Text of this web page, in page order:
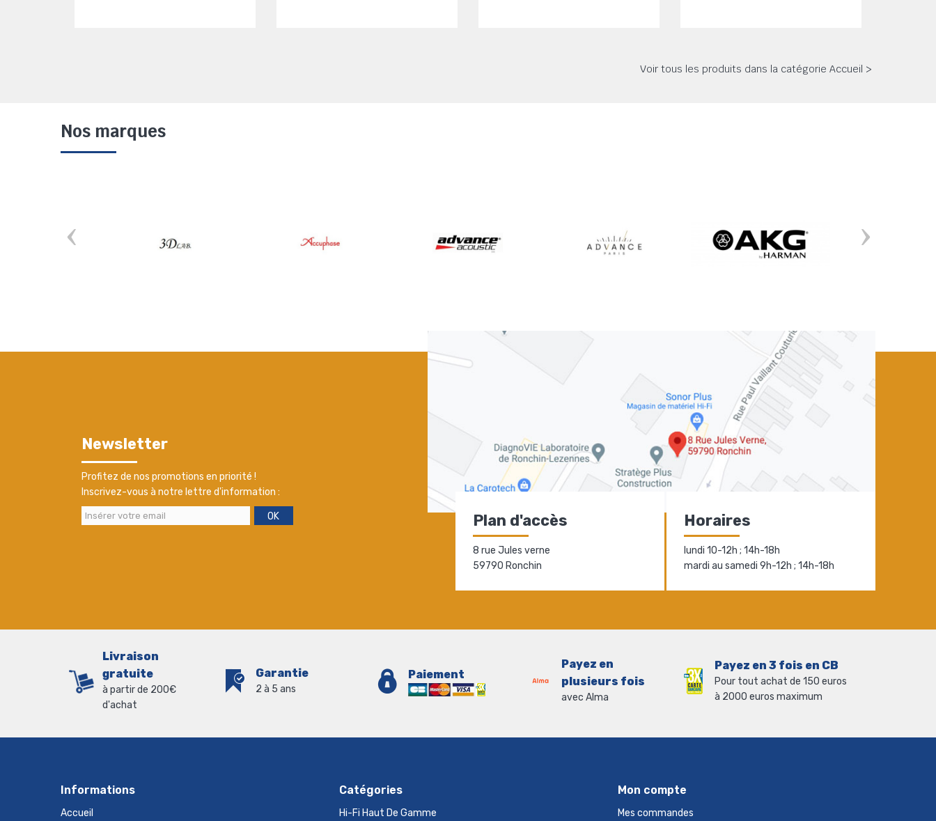
Voir tous les produits dans la catégorie Accueil >
Nos marques
Plan d'accès
8 rue Jules verne
59790 Ronchin
Horaires
lundi 10-12h ; 14h-18h
mardi au samedi 9h-12h ; 14h-18h
Newsletter
Profitez de nos promotions en priorité !
Inscrivez-vous à notre lettre d'information :
OK
Livraison
gratuite
à partir de 200€
d'achat
Garantie
2 à 5 ans
Paiement
Payez en
plusieurs fois
avec Alma
Payez en 3 fois en CB
Pour tout achat de 150 euros
à 2000 euros maximum
Informations
Accueil
Catégories
Hi-Fi Haut De Gamme
Mon compte
Mes commandes